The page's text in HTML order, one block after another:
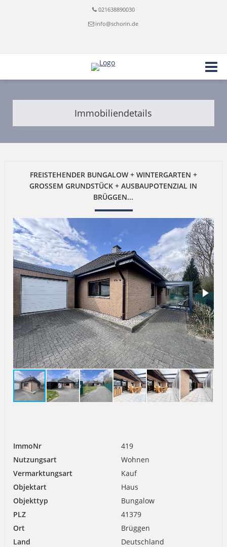
021638890030
info@schorin.de
Immobiliendetails
FREISTEHENDER BUNGALOW + WINTERGARTEN +
GROSSEM GRUNDSTÜCK + AUSBAUPOTENZIAL IN B
RÜGGEN...
ImmoNr
419
Nutzungsart
Wohnen
Vermarktungsart
Kauf
Objektart
Haus
Objekttyp
Bungalow
PLZ
41379
Ort
Brüggen
Land
Deutschland